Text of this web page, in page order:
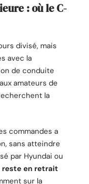
: où le C-
divisé, mais
avec la
de conduite
amateurs de
la
commandes a
sans atteindre
par Hyundai ou
reste en retrait
sur la